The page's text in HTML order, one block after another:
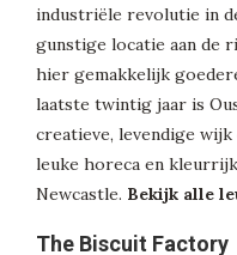
industriële revolutie in
gunstige locatie aan de
hier gemakkelijk
laatste twintig jaar is
creatieve, levendige
leuke horeca en
Newcastle. Bekijk alle
The Biscuit Factory